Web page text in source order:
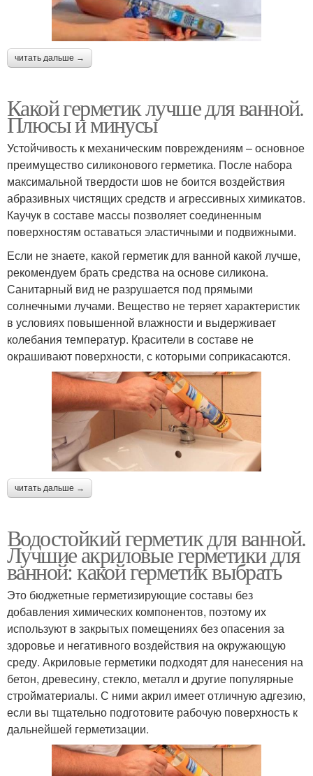
читать дальше →
Какой герметик лучше для ванной.
Плюсы и минусы
Устойчивость к механическим повреждениям – основное
преимущество силиконового герметика. После набора
максимальной твердости шов не боится воздействия
абразивных чистящих средств и агрессивных химикатов.
Каучук в составе массы позволяет соединенным
поверхностям оставаться эластичными и подвижными.
Если не знаете, какой герметик для ванной какой лучше,
рекомендуем брать средства на основе силикона.
Санитарный вид не разрушается под прямыми
солнечными лучами. Вещество не теряет характеристик
в условиях повышенной влажности и выдерживает
колебания температур. Красители в составе не
окрашивают поверхности, с которыми соприкасаются.
читать дальше →
Водостойкий герметик для ванной.
Лучшие акриловые герметики для
ванной: какой герметик выбрать
Это бюджетные герметизирующие составы без
добавления химических компонентов, поэтому их
используют в закрытых помещениях без опасения за
здоровье и негативного воздействия на окружающую
среду. Акриловые герметики подходят для нанесения на
бетон, древесину, стекло, металл и другие популярные
стройматериалы. С ними акрил имеет отличную адгезию,
если вы тщательно подготовите рабочую поверхность к
дальнейшей герметизации.